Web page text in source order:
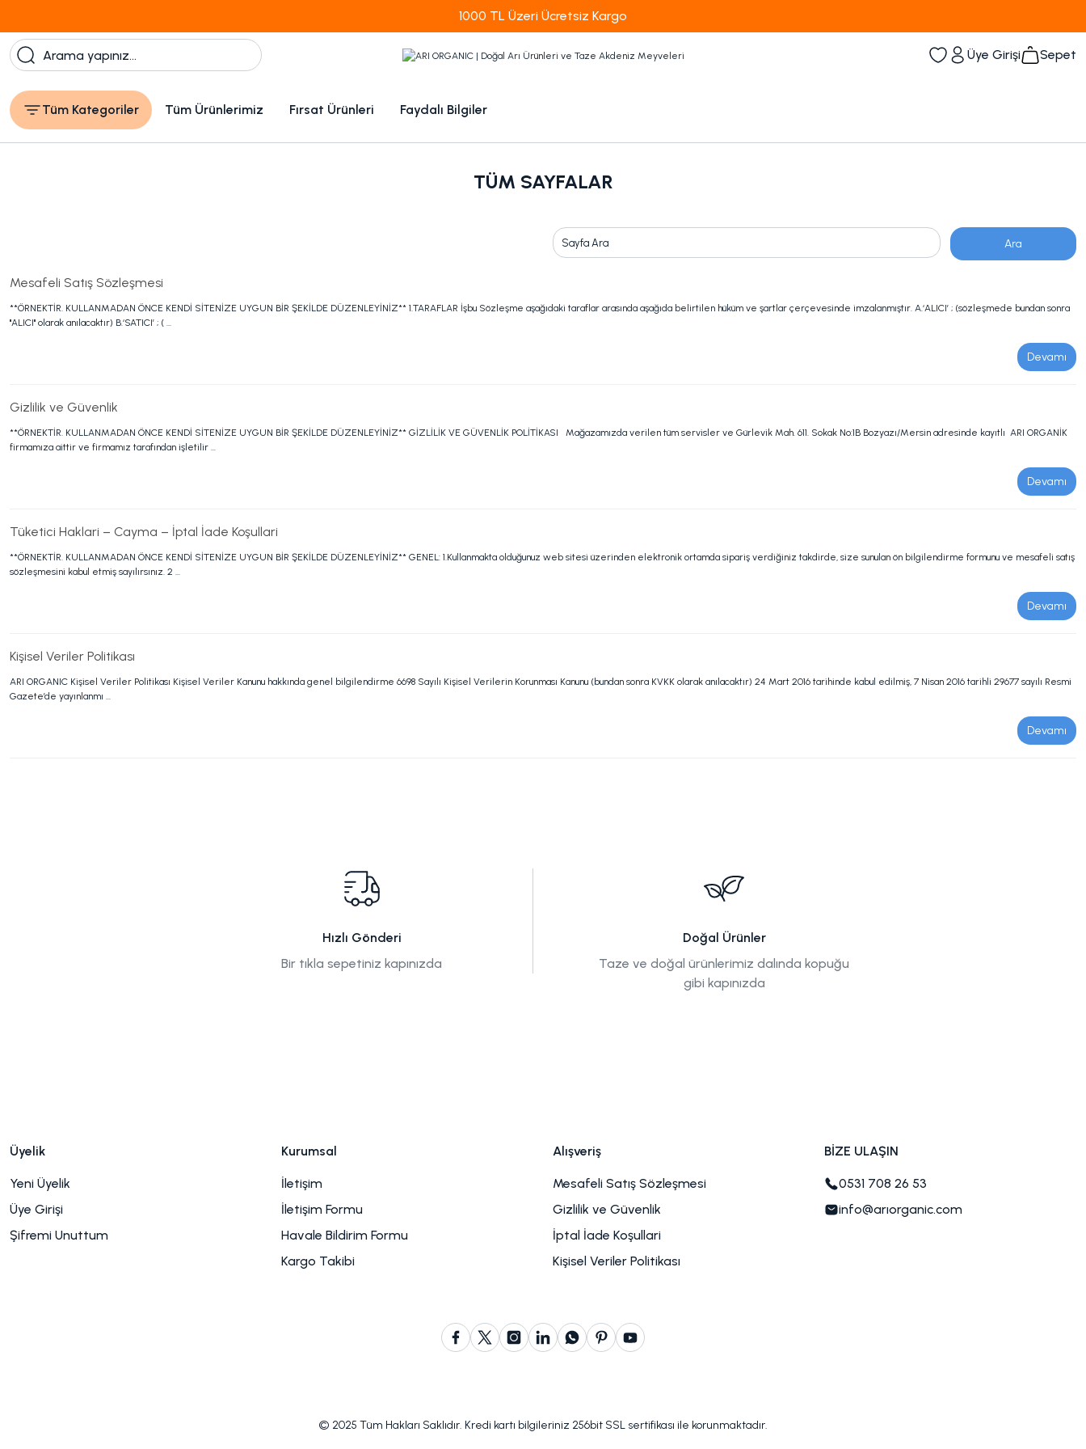
1000 TL Üzeri Ücretsiz Kargo
Üye Girişi Sepet
Tüm Kategoriler Tüm Ürünlerimiz Fırsat Ürünleri Faydalı Bilgiler
TÜM SAYFALAR
Mesafeli Satış Sözleşmesi
**ÖRNEKTİR. KULLANMADAN ÖNCE KENDİ SİTENİZE UYGUN BİR ŞEKİLDE DÜZENLEYİNİZ** 1.TARAFLAR İşbu Sözleşme aşağıdaki taraflar arasında aşağıda belirtilen hüküm ve şartlar çerçevesinde imzalanmıştır. A.‘ALICI’ ; (sözleşmede bundan sonra
"ALICI" olarak anılacaktır) B.‘SATICI’ ; ( ...
Devamı
Gizlilik ve Güvenlik
**ÖRNEKTİR. KULLANMADAN ÖNCE KENDİ SİTENİZE UYGUN BİR ŞEKİLDE DÜZENLEYİNİZ** GİZLİLİK VE GÜVENLİK POLİTİKASI Mağazamızda verilen tüm servisler ve Gürlevik Mah. 611. Sokak No:1B Bozyazı/Mersin adresinde kayıtlı ARI ORGANİK
firmamıza aittir ve firmamız tarafından işletilir ...
Devamı
Tüketici Haklari – Cayma – İptal İade Koşullari
**ÖRNEKTİR. KULLANMADAN ÖNCE KENDİ SİTENİZE UYGUN BİR ŞEKİLDE DÜZENLEYİNİZ** GENEL: 1.Kullanmakta olduğunuz web sitesi üzerinden elektronik ortamda sipariş verdiğiniz takdirde, size sunulan ön bilgilendirme formunu ve mesafeli satış
sözleşmesini kabul etmiş sayılırsınız. 2 ...
Devamı
Kişisel Veriler Politikası
ARI ORGANIC Kişisel Veriler Politikası Kişisel Veriler Kanunu hakkında genel bilgilendirme 6698 Sayılı Kişisel Verilerin Korunması Kanunu (bundan sonra KVKK olarak anılacaktır) 24 Mart 2016 tarihinde kabul edilmiş, 7 Nisan 2016 tarihli 29677 sayılı Resmi
Gazete’de yayınlanmı ...
Devamı
Hızlı Gönderi
Bir tıkla sepetiniz kapınızda
Doğal Ürünler
Taze ve doğal ürünlerimiz dalında kopuğu
gibi kapınızda
Üyelik
Yeni Üyelik
Üye Girişi
Şifremi Unuttum
Kurumsal
İletişim
İletişim Formu
Havale Bildirim Formu
Kargo Takibi
Alışveriş
Mesafeli Satış Sözleşmesi
Gizlilik ve Güvenlik
İptal İade Koşullari
Kişisel Veriler Politikası
BİZE ULAŞIN
0531 708 26 53
info@arıorganic.com
© 2025 Tüm Hakları Saklıdır. Kredi kartı bilgileriniz 256bit SSL sertifikası ile korunmaktadır.